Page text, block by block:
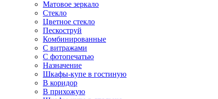
Матовое зеркало
Стекло
Цветное стекло
Пескоструй
Комбинированные
С витражами
С фотопечатью
Назначение
Шкафы-купе в гостиную
В коридор
В прихожую